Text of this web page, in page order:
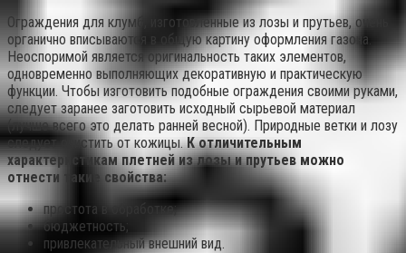
Ограждения для клумб, изготовленные из лозы и прутьев, очень
органично вписываются в общую картину оформления газона.
Неоспоримой является оригинальность таких элементов,
одновременно выполняющих декоративную и практическую
функции. Чтобы изготовить подобные ограждения своими руками,
следует заранее заготовить исходный сырьевой материал
(лучше всего это делать ранней весной). Природные ветки и лозу
следует очистить от кожицы.К отличительным
характеристикам плетней из лозы и прутьев можно
отнести такие свойства:
простота в обработке;
бюджетность;
привлекательный внешний вид.